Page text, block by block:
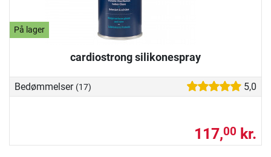
På lager
cardiostrong silikonespray
Bedømmelser (17) 5,0
117,00 kr.